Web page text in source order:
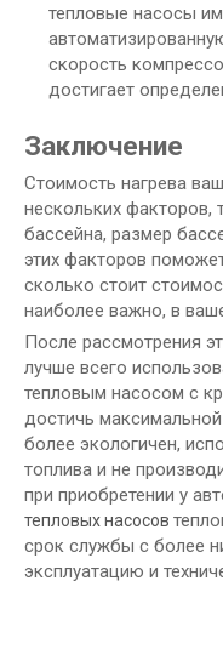
тепловые насосы
скорость
достигает
Заключение
Стоимость нагрева
нескольких факторов,
бассейна, размер
этих факторов
сколько стоит
наиболее важно, в
После рассмотрения
лучше всего
тепловым насосом с
достичь
более экологичен,
топлива и не
при приобретении у
тепловых насосов
срок службы с более
эксплуатацию и